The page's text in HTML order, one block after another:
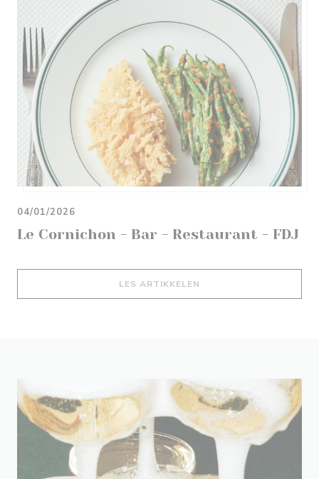
Le Cornichon - Bar - Restaurant - FDJ
04/01/2026
LES ARTIKKELEN